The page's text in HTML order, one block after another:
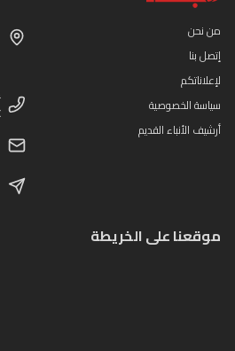
من نحن
إتصل بنا
لإعلاناتكم
سياسة الخصوصية
أرشيف الأنباء القديم
موقعنا على الخريطة